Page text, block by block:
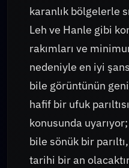
karanlık bölgelerle
Leh ve Hanle gibi
rakımları ve
nedeniyle en iyi
bile görüntünün
hafif bir ufuk
konusunda
bile sönük bir
tarihi bir an